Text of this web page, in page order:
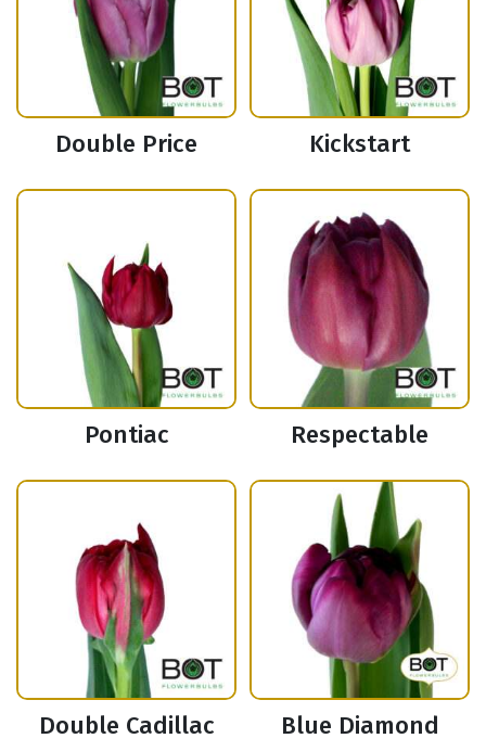
Double Price Kickstart
Pontiac Respectable
Double Cadillac Blue Diamond